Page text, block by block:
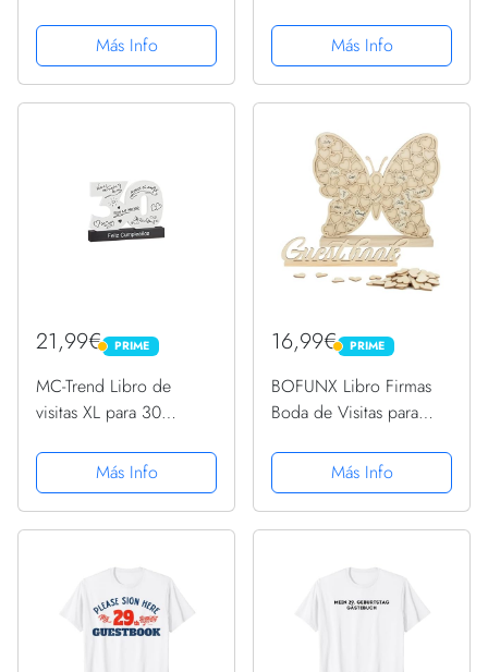
29 cumpleaños – Ideas
para hombre y mujer -
29 años en días - Libro
Más Info
Más Info
21,99€ PRIME
PRIME
MC-Trend Libro de
visitas XL para 30
de madera Happy
Birthday para escribir
una idea de regalo
Más Info
16,99€ PRIME
PRIME
BOFUNX Libro Firmas
Boda de Visitas para
Mariposa+53pcs
Corazones Madera para
Escribir y Bolsa de
Book Regalo Original...
Más Info